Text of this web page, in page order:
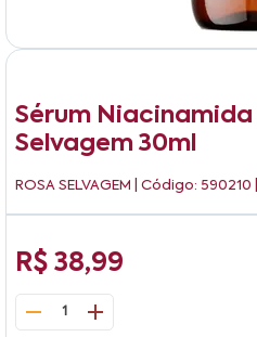
Sérum Niacinamida
Selvagem 30ml
ROSA SELVAGEM | Código: 590210
R$ 38,99
1